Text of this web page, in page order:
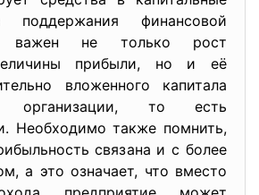
поддержания финансовой
важен не только рост
прибыли, но и её
вложенного капитала
организации, то есть
Необходимо также помнить,
связана и с более
а это означает, что вместо